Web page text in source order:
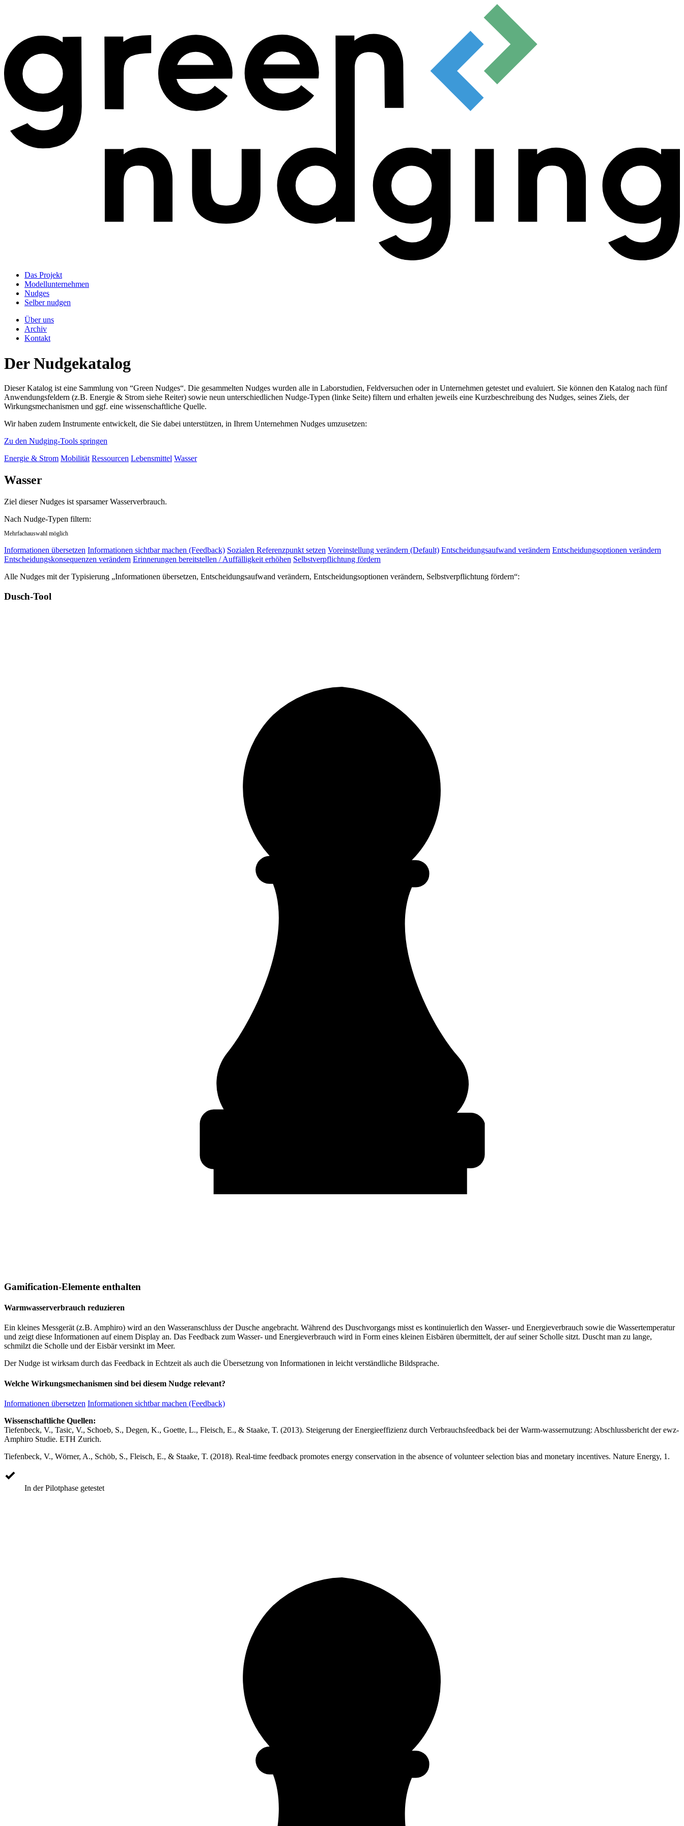
Das Projekt
Modellunternehmen
Nudges
Selber nudgen
Über uns
Archiv
Kontakt
Der Nudgekatalog
Dieser Katalog ist eine Sammlung von “Green Nudges“. Die gesammelten Nudges wurden alle in Laborstudien, Feldversuchen oder in Unternehmen getestet und evaluiert. Sie können den Katalog nach fünf
Anwendungsfeldern (z.B. Energie & Strom siehe Reiter) sowie neun unterschiedlichen Nudge-Typen (linke Seite) filtern und erhalten jeweils eine Kurzbeschreibung des Nudges, seines Ziels, der
Wirkungsmechanismen und ggf. eine wissenschaftliche Quelle.
Wir haben zudem Instrumente entwickelt, die Sie dabei unterstützen, in Ihrem Unternehmen Nudges umzusetzen:
Zu den Nudging-Tools springen
Energie & Strom Mobilität Ressourcen Lebensmittel Wasser
Wasser
Ziel dieser Nudges ist sparsamer Wasserverbrauch.
Nach Nudge-Typen filtern:
Mehrfachauswahl möglich
Informationen übersetzen Informationen sichtbar machen (Feedback) Sozialen Referenzpunkt setzen Voreinstellung verändern (Default) Entscheidungsaufwand verändern Entscheidungsoptionen verändern
Entscheidungskonsequenzen verändern Erinnerungen bereitstellen / Auffälligkeit erhöhen Selbstverpflichtung fördern
Alle Nudges mit der Typisierung „Informationen übersetzen, Entscheidungsaufwand verändern, Entscheidungsoptionen verändern, Selbstverpflichtung fördern“:
Dusch-Tool
Gamification-Elemente enthalten
Warmwasserverbrauch reduzieren
Ein kleines Messgerät (z.B. Amphiro) wird an den Wasseranschluss der Dusche angebracht. Während des Duschvorgangs misst es kontinuierlich den Wasser- und Energieverbrauch sowie die Wassertemperatur
und zeigt diese Informationen auf einem Display an. Das Feedback zum Wasser- und Energieverbrauch wird in Form eines kleinen Eisbären übermittelt, der auf seiner Scholle sitzt. Duscht man zu lange,
schmilzt die Scholle und der Eisbär versinkt im Meer.
Der Nudge ist wirksam durch das Feedback in Echtzeit als auch die Übersetzung von Informationen in leicht verständliche Bildsprache.
Welche Wirkungsmechanismen sind bei diesem Nudge relevant?
Informationen übersetzen Informationen sichtbar machen (Feedback)
Wissenschaftliche Quellen:
Tiefenbeck, V., Tasic, V., Schoeb, S., Degen, K., Goette, L., Fleisch, E., & Staake, T. (2013). Steigerung der Energieeffizienz durch Verbrauchsfeedback bei der Warm-wassernutzung: Abschlussbericht der ewz-
Amphiro Studie. ETH Zurich.
Tiefenbeck, V., Wörner, A., Schöb, S., Fleisch, E., & Staake, T. (2018). Real-time feedback promotes energy conservation in the absence of volunteer selection bias and monetary incentives. Nature Energy, 1.
In der Pilotphase getestet